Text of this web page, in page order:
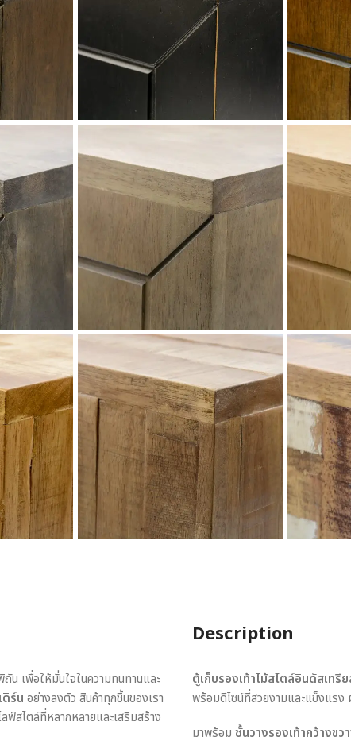
น เพื่อให้มั่นใจในความทนทานและ
ดิร์น อย่างลงตัว สินค้าทุกชิ้นของเรา
ฟ์สไตล์ที่หลากหลายและเสริมสร้าง
Description
ตู้เก็บรองเท้าไม้สไตล์อินดัสเทรี
พร้อมดีไซน์ที่สวยงามและแข็งแรง
มาพร้อม ชั้นวางรองเท้ากว้างขว